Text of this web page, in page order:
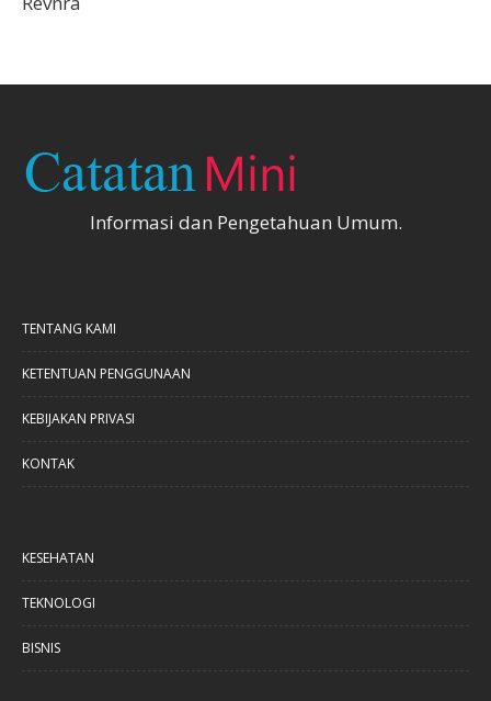
Informasi dan Pengetahuan Umum.
TENTANG KAMI
KETENTUAN PENGGUNAAN
KEBIJAKAN PRIVASI
KONTAK
KESEHATAN
TEKNOLOGI
BISNIS